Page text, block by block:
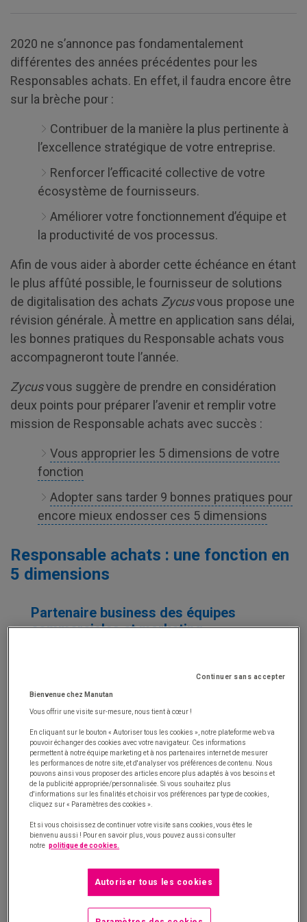
2020 ne s’annonce pas fondamentalement
différentes des années précédentes pour les
Responsables achats. En effet, il faudra encore être
sur la brèche pour :
Contribuer de la manière la plus pertinente à
l’excellence stratégique de votre entreprise.
Renforcer l’efficacité collective de votre
écosystème de fournisseurs.
Améliorer votre fonctionnement d’équipe et
la productivité de vos processus.
Afin de vous aider à aborder cette échéance en étant
le plus affûté possible, le fournisseur de solutions
de digitalisation des achats Zycusvous propose une
révision générale. À mettre en application sans délai,
les bonnes pratiques du Responsable achats vous
accompagneront toute l’année.
Zycusvous suggère de prendre en considération
deux points pour préparer l’avenir et remplir votre
mission de Responsable achats avec succès :
Vous approprier les 5 dimensions de votre
fonction
Adopter sans tarder 9 bonnes pratiques pour
encore mieux endosser ces 5 dimensions
Responsable achats : une fonction en
5 dimensions
Partenaire business des équipes
commerciales et marketing
avec les category managers de façon à identifier au
plus tôt et le plus précisément possible les besoins
d’innovation achats de l’entreprise. Cette
collaboration étroite et continue inspire la politique
achats et la gestion de la base fournisseurs.
Dénicheur des innovations et
transformations les plus prometteuses
En complément, le Responsable achats est capable
de détecter dans l’environnement les tendances et
les signaux qui feront demain le business de
l’entreprise. À lui d’identifier les technologies, les
filières et les acteurs les mieux placés pour procurer
Continuer sans accepter
Bienvenue chez Manutan
Vous offrir une visite sur-mesure, nous tient à cœur !
En cliquant sur le bouton « Autoriser tous les cookies », notre plateforme web va
pouvoir échanger des cookies avec votre navigateur. Ces informations
permettent à notre équipe marketing et à nos partenaires internet de mesurer
les performances de notre site, et d'analyser vos préférences de contenu. Nous
pouvons ainsi vous proposer des articles encore plus adaptés à vos besoins et
de la publicité appropriée/personnalisée. Si vous souhaitez plus
d'informations sur les finalités et choisir vos préférences par type de cookies,
cliquez sur « Paramètres des cookies ».
Et si vous choisissez de continuer votre visite sans cookies, vous êtes le
bienvenu aussi ! Pour en savoir plus, vous pouvez aussi consulter
notre politique de cookies.
Autoriser tous les cookies